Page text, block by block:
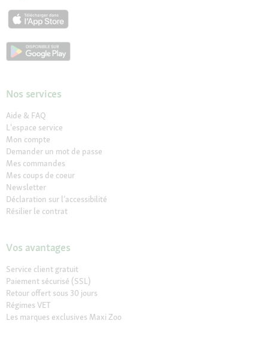
Nos services
Aide & FAQ
L'espace service
Mon compte
Demander un mot de passe
Mes commandes
Mes coups de coeur
Newsletter
Déclaration sur l’accessibilité
Résilier le contrat
Vos avantages
Service client gratuit
Paiement sécurisé (SSL)
Retour offert sous 30 jours
Régimes VET
Les marques exclusives Maxi Zoo